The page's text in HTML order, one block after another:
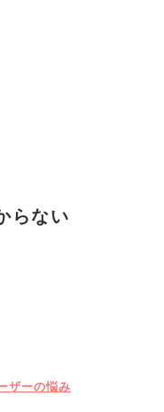
らない
ザーの悩み